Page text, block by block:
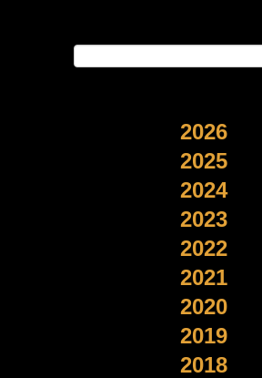
2026
2025
2024
2023
2022
2021
2020
2019
2018